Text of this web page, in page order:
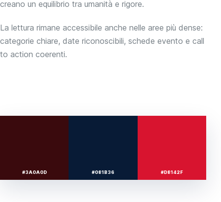
creano un equilibrio tra umanità e rigore.
La lettura rimane accessibile anche nelle aree più dense:
categorie chiare, date riconoscibili, schede evento e call
to action coerenti.
#3A0A0D #081B36 #D8142F